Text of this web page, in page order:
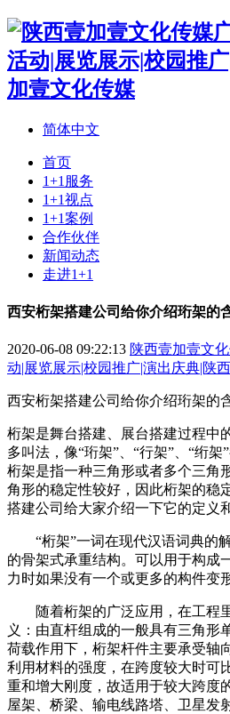
简体中文
首页
1+1服务
1+1视点
1+1案例
合作伙伴
新闻动态
走进1+1
西安桁架搭建公司给你介绍珩架的
2020-06-08 09:22:13 陕西壹加壹文
动|展览展示|校园推广|演出庆典|陕
西安桁架搭建公司给你介绍珩架的
桁架是舞台搭建、展台搭建过程中
多叫法，像“珩架”、“行架”、“绗架
桁架是指一种三角形或者多个三角
角形的稳定性较好，因此桁架的稳
搭建公司给大家介绍一下它的定义
“桁架”一词在现代汉语词典的
的骨架式承重结构。可以用于构成
力时如果没有一个或更多的构件变
随着桁架的广泛应用，在工程里
义：由直杆组成的一般具有三角形
荷载作用下，桁架杆件主要承受轴
利用材料的强度，在跨度较大时可
重和增大刚度，故适用于较大跨度
屋架、桥梁、输电线路塔、卫星发